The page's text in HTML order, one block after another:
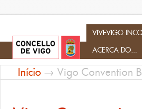
VIVEVIGO
ACERCA DO...
Início → Vigo Convention